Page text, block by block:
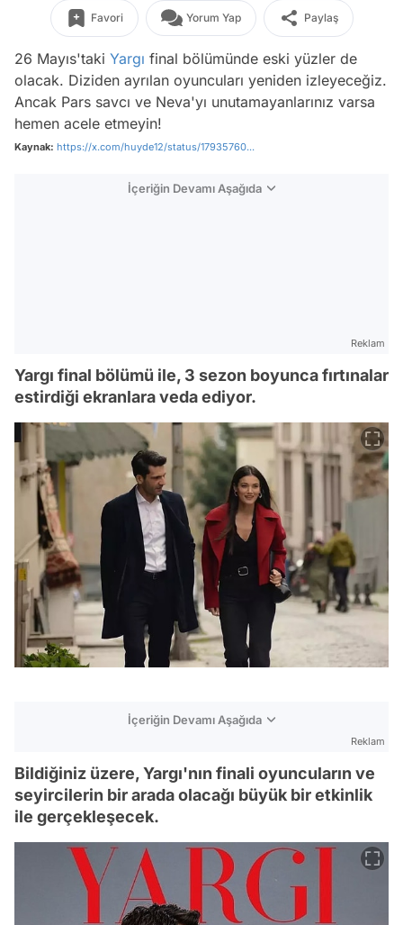
Favori Yorum Yap Paylaş
26 Mayıs'taki Yargı final bölümünde eski yüzler de
olacak. Diziden ayrılan oyuncuları yeniden izleyeceğiz.
Ancak Pars savcı ve Neva'yı unutamayanlarınız varsa
hemen acele etmeyin!
Kaynak: https://x.com/huyde12/status/17935760...
İçeriğin Devamı Aşağıda
Reklam
Yargı final bölümü ile, 3 sezon boyunca fırtınalar
estirdiği ekranlara veda ediyor.
İçeriğin Devamı Aşağıda
Reklam
Bildiğiniz üzere, Yargı'nın finali oyuncuların ve
seyircilerin bir arada olacağı büyük bir etkinlik
ile gerçekleşecek.